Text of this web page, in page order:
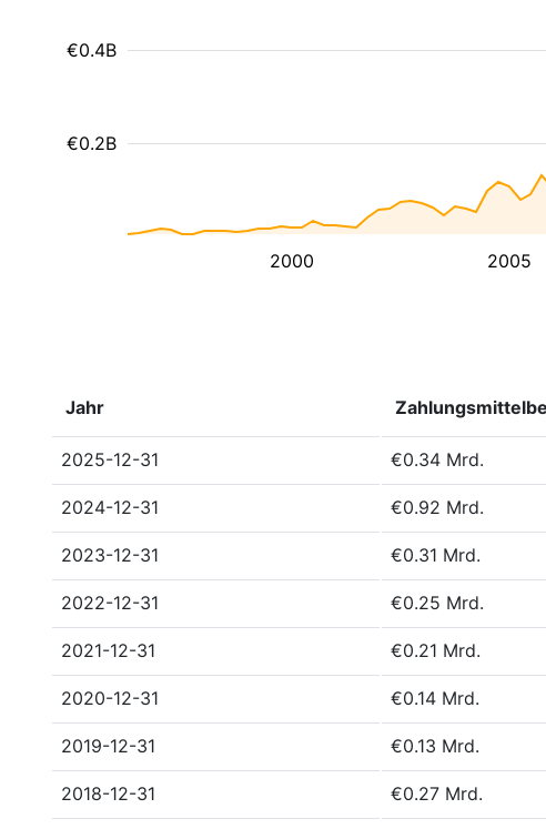
2000 2005
€0.2B
€0.4B
Jahr
2025-12-31 €0.34 Mrd.
2024-12-31 €0.92 Mrd.
2023-12-31 €0.31 Mrd.
2022-12-31 €0.25 Mrd.
2021-12-31 €0.21 Mrd.
2020-12-31 €0.14 Mrd.
2019-12-31 €0.13 Mrd.
2018-12-31 €0.27 Mrd.